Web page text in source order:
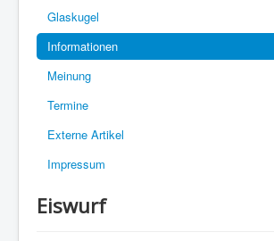
Glaskugel
Informationen
Meinung
Termine
Externe Artikel
Impressum
Eiswurf